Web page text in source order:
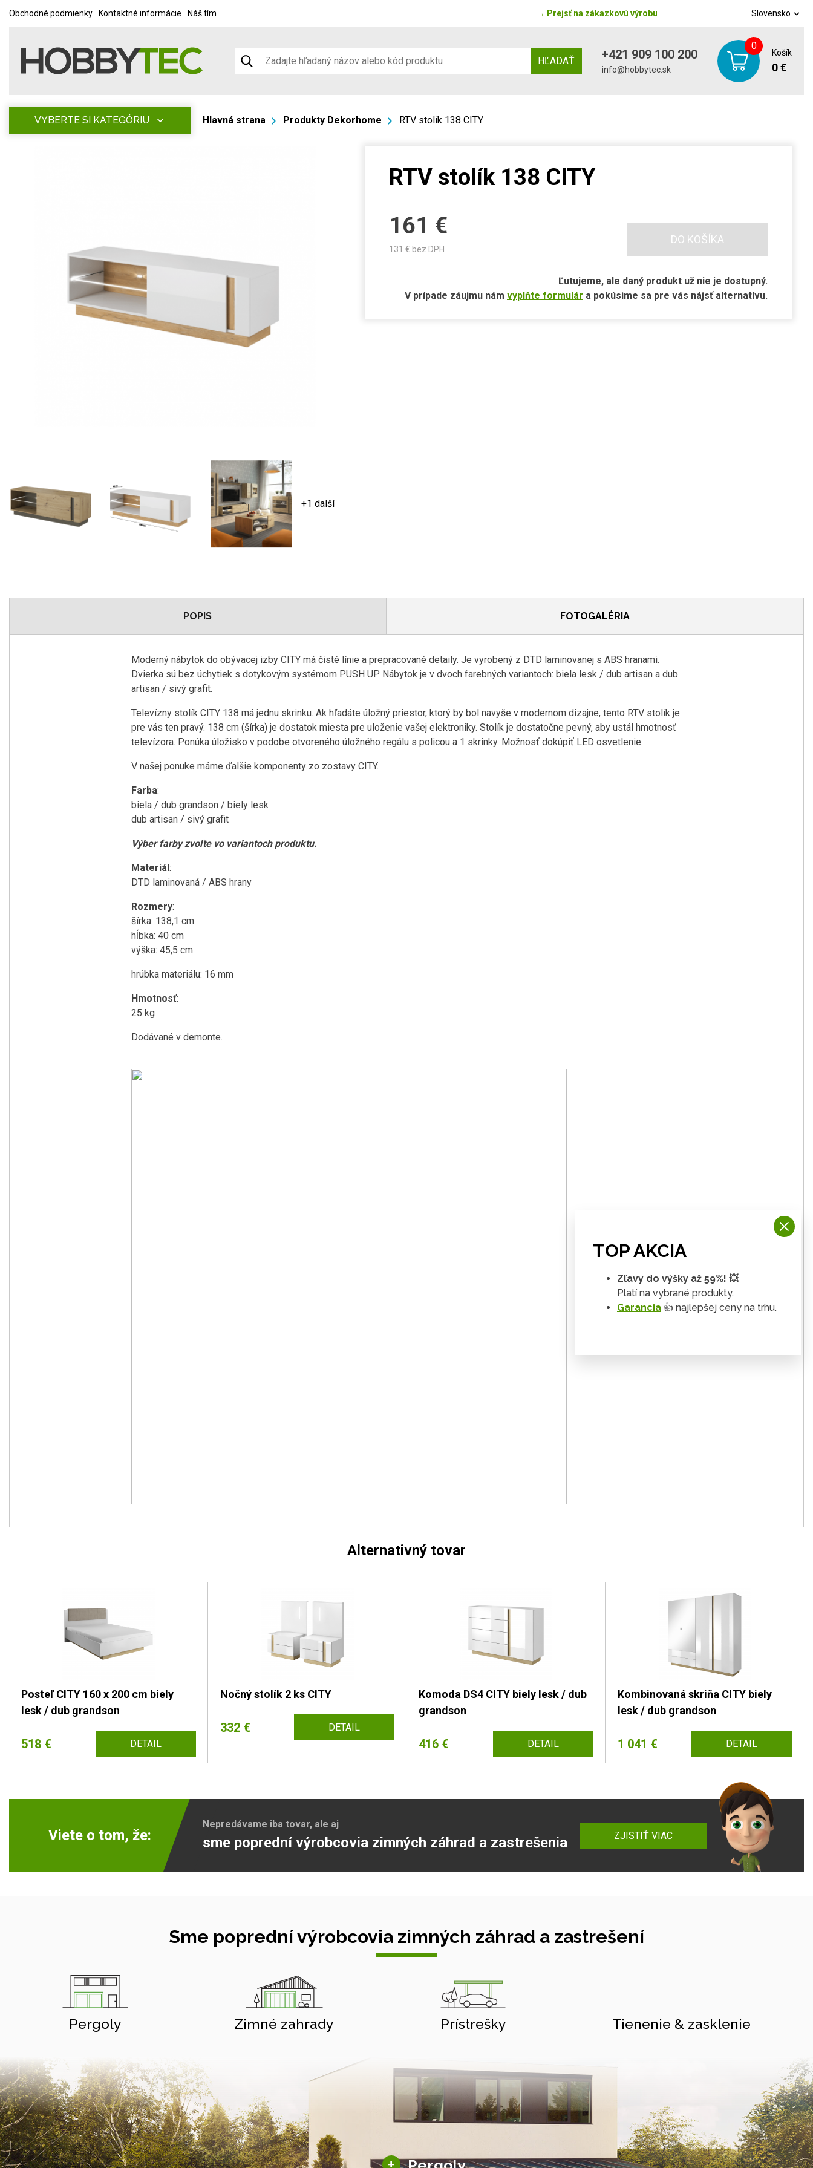
Obchodné podmienky Kontaktné informácie Náš tím → Prejsť na zákazkovú výrobu Slovensko
HĽADAŤ +421 909 100 200
info@hobbytec.sk
0
Košík
0 €
VYBERTE SI KATEGÓRIU Hlavná strana Produkty Dekorhome RTV stolík 138 CITY
+1 další
RTV stolík 138 CITY
161 €
131 € bez DPH
DO KOŠÍKA
Ľutujeme, ale daný produkt už nie je dostupný.
V prípade záujmu nám vyplňte formulár a pokúsime sa pre vás nájsť alternatívu.
POPIS FOTOGALÉRIA
Moderný nábytok do obývacej izby CITY má čisté línie a prepracované detaily. Je vyrobený z DTD laminovanej s ABS hranami.
Dvierka sú bez úchytiek s dotykovým systémom PUSH UP. Nábytok je v dvoch farebných variantoch: biela lesk / dub artisan a dub
artisan / sivý grafit.
Televízny stolík CITY 138 má jednu skrinku. Ak hľadáte úložný priestor, ktorý by bol navyše v modernom dizajne, tento RTV stolík je
pre vás ten pravý. 138 cm (šírka) je dostatok miesta pre uloženie vašej elektroniky. Stolík je dostatočne pevný, aby ustál hmotnosť
televízora. Ponúka úložisko v podobe otvoreného úložného regálu s policou a 1 skrinky. Možnosť dokúpiť LED osvetlenie.
V našej ponuke máme ďalšie komponenty zo zostavy CITY.
Farba:
biela / dub grandson / biely lesk
dub artisan / sivý grafit
Výber farby zvoľte vo variantoch produktu.
Materiál:
DTD laminovaná / ABS hrany
Rozmery:
šírka: 138,1 cm
hĺbka: 40 cm
výška: 45,5 cm
hrúbka materiálu: 16 mm
Hmotnosť:
25 kg
Dodávané v demonte.
Alternativný tovar
Posteľ CITY 160 x 200 cm biely
lesk / dub grandson
518 € DETAIL
Nočný stolík 2 ks CITY
332 € DETAIL
Komoda DS4 CITY biely lesk / dub
grandson
416 € DETAIL
Kombinovaná skriňa CITY biely
lesk / dub grandson
1 041 € DETAIL
Viete o tom, že:
Nepredávame iba tovar, ale aj
sme poprední výrobcovia zimných záhrad a zastrešenia ZJISTIŤ VIAC
Sme poprední výrobcovia zimných záhrad a zastrešení
Pergoly Zimné zahrady Prístrešky Tienenie & zasklenie
Hliníkové pergoly
TOP AKCIA
Zľavy do výšky až 59%! 💥
Platí na vybrané produkty.
Garancia 👍 najlepšej ceny na trhu.